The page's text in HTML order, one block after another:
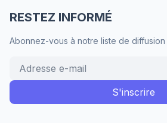
RESTEZ INFORMÉ
Abonnez-vous à notre liste de